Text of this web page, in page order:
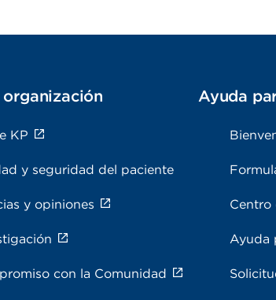
KP
y seguridad del paciente
y opiniones
con la Comunidad
Ayuda
Ayuda